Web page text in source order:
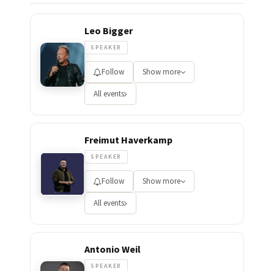
Leo Bigger
SPEAKER
Follow Show more
All events
Freimut Haverkamp
SPEAKER
Follow Show more
All events
Antonio Weil
SPEAKER